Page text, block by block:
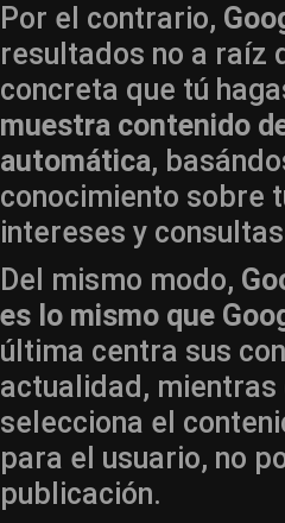
Por el contrario,
resultados no a raíz
concreta que tú
muestra contenido
automática,
conocimiento sobre
intereses y
Del mismo modo,
es lo mismo que
última centra sus
actualidad, mientras
selecciona el
para el usuario, no
publicación.